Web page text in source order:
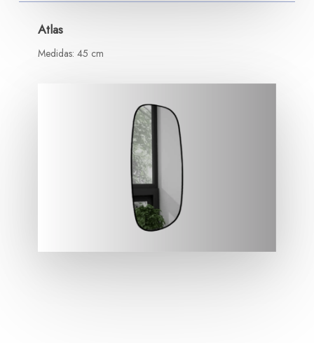
Atlas
Medidas: 45 cm